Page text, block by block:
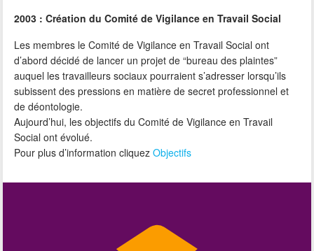
2003 : Création du Comité de Vigilance en Travail Social
Les membres le Comité de Vigilance en Travail Social ont
d’abord décidé de lancer un projet de “bureau des plaintes”
auquel les travailleurs sociaux pourraient s’adresser lorsqu’ils
subissent des pressions en matière de secret professionnel et
de déontologie.
Aujourd’hui, les objectifs du Comité de Vigilance en Travail
Social ont évolué.
Pour plus d’information cliquezObjectifs